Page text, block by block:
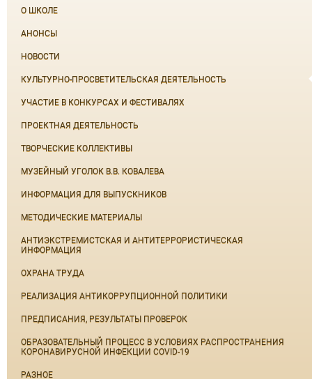
О ШКОЛЕ
АНОНСЫ
НОВОСТИ
КУЛЬТУРНО-ПРОСВЕТИТЕЛЬСКАЯ ДЕЯТЕЛЬНОСТЬ
УЧАСТИЕ В КОНКУРСАХ И ФЕСТИВАЛЯХ
ПРОЕКТНАЯ ДЕЯТЕЛЬНОСТЬ
ТВОРЧЕСКИЕ КОЛЛЕКТИВЫ
МУЗЕЙНЫЙ УГОЛОК В.В. КОВАЛЕВА
ИНФОРМАЦИЯ ДЛЯ ВЫПУСКНИКОВ
МЕТОДИЧЕСКИЕ МАТЕРИАЛЫ
АНТИЭКСТРЕМИСТСКАЯ И АНТИТЕРРОРИСТИЧЕСКАЯ
ИНФОРМАЦИЯ
ОХРАНА ТРУДА
РЕАЛИЗАЦИЯ АНТИКОРРУПЦИОННОЙ ПОЛИТИКИ
ПРЕДПИСАНИЯ, РЕЗУЛЬТАТЫ ПРОВЕРОК
ОБРАЗОВАТЕЛЬНЫЙ ПРОЦЕСС В УСЛОВИЯХ РАСПРОСТРАНЕНИЯ
КОРОНАВИРУСНОЙ ИНФЕКЦИИ COVID-19
РАЗНОЕ